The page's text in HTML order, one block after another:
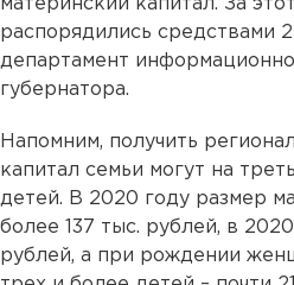
материнский капитал. За
распорядились средствами
департамент
губернатора.
Напомним, получить
капитал семьи могут на
детей. В 2020 году размер
более 137 тыс. рублей, в
рублей, а при рождении